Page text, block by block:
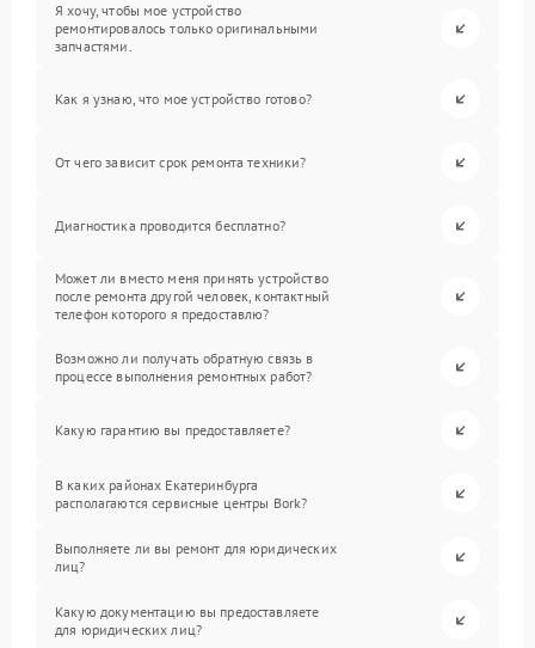
Я хочу, чтобы мое устройство
ремонтировалось только оригинальными
запчастями.
Как я узнаю, что мое устройство готово?
От чего зависит срок ремонта техники?
Диагностика проводится бесплатно?
Может ли вместо меня принять устройство
после ремонта другой человек, контактный
телефон которого я предоставлю?
Возможно ли получать обратную связь в
процессе выполнения ремонтных работ?
Какую гарантию вы предоставляете?
В каких районах Екатеринбурга
располагаются сервисные центры Bork?
Выполняете ли вы ремонт для юридических
лиц?
Какую документацию вы предоставляете
для юридических лиц?